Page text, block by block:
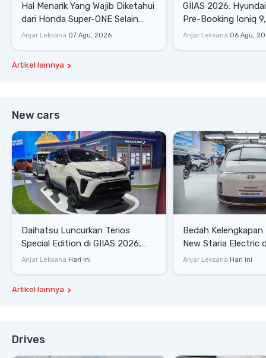
Hal Menarik Yang Wajib Diketahui
dari Honda Super-ONE Selain
Harga
Anjar Leksana 07 Agu, 2026
GIIAS 2026:
Pre-Booking Ioniq
Rp1,49 Miliar
Anjar Leksana 06 Agu,
Artikel lainnya
New cars
Daihatsu Luncurkan Terios
Special Edition di GIIAS 2026,
Stok Terbatas
Anjar Leksana Hari ini
Bedah Kelengkapan
New Staria Electric
yang Dikenalkan di
Anjar Leksana Hari ini
Artikel lainnya
Drives